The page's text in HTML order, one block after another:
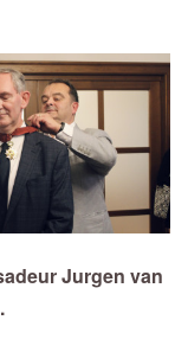
Jurgen van